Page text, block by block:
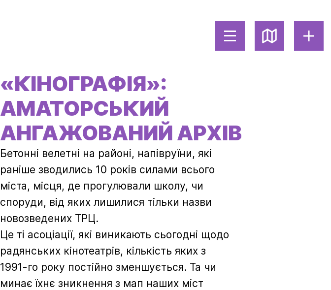
АРХІВ
«КІНОГРАФІЯ»:
АМАТОРСЬКИЙ
АНГАЖОВАНИЙ АРХІВ
Бетонні велетні на районі, напівруїни, які
раніше зводились 10 років силами всього
міста, місця, де прогулювали школу, чи
споруди, від яких лишилися тільки назви
новозведених ТРЦ.
Це ті асоціації, які виникають сьогодні щодо
радянських кінотеатрів, кількість яких з
1991-го року постійно зменшується. Та чи
минає їхнє зникнення з мап наших міст